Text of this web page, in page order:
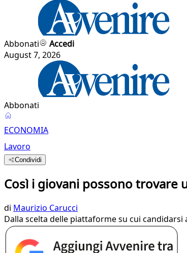
Abbonati
Accedi
August 7, 2026
Abbonati
ECONOMIA
Lavoro
Condividi
Così i giovani possono trovare
di Maurizio Carucci
Dalla scelta delle piattaforme su cui